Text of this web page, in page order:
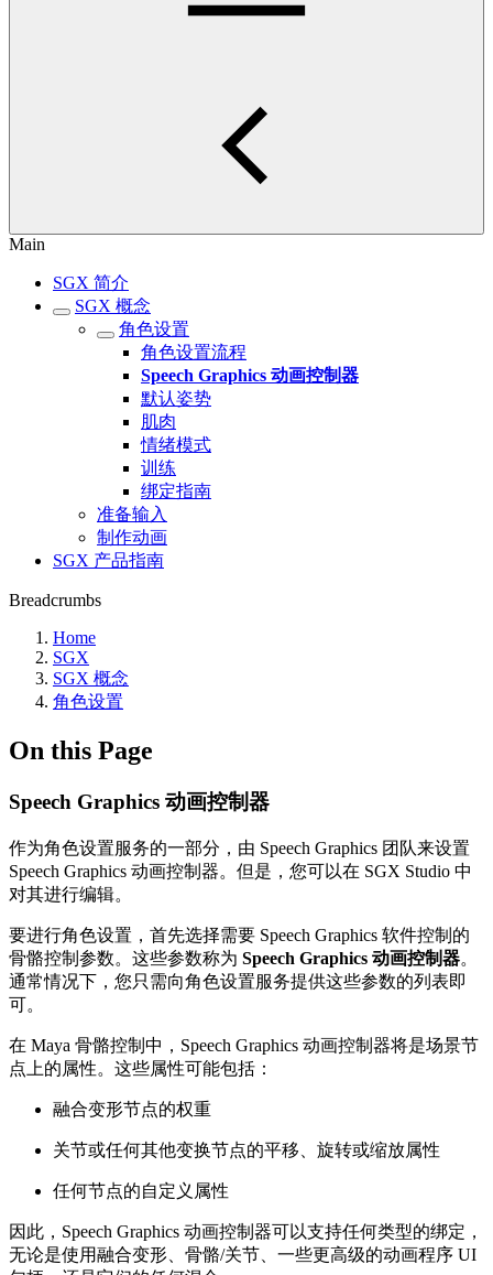
Main
SGX 简介
SGX 概念
角色设置
角色设置流程
Speech Graphics 动画控制器
默认姿势
肌肉
情绪模式
训练
绑定指南
准备输入
制作动画
SGX 产品指南
Breadcrumbs
Home
SGX
SGX 概念
角色设置
On this Page
Speech Graphics 动画控制器
作为角色设置服务的一部分，由 Speech Graphics 团队来设置
Speech Graphics 动画控制器。但是，您可以在 SGX Studio 中
对其进行编辑。
要进行角色设置，首先选择需要 Speech Graphics 软件控制的
骨骼控制参数。这些参数称为 Speech Graphics 动画控制器。
通常情况下，您只需向角色设置服务提供这些参数的列表即
可。
在 Maya 骨骼控制中，Speech Graphics 动画控制器将是场景节
点上的属性。这些属性可能包括：
融合变形节点的权重
关节或任何其他变换节点的平移、旋转或缩放属性
任何节点的自定义属性
因此，Speech Graphics 动画控制器可以支持任何类型的绑定，
无论是使用融合变形、骨骼/关节、一些更高级的动画程序 UI